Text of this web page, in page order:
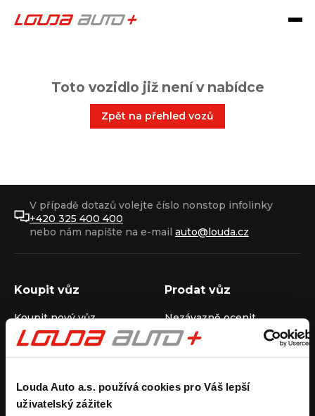
Louda Auto a.s. používá cookies pro Váš lepší
uživatelský zážitek
Toto vozidlo již není v nabídce
Zpět na přehled vozů
V případě dotazů volejte číslo nonstop infolinky
+420 325 400 400
nebo nám napište na e-mail auto@louda.cz
Koupit vůz
Koupit nový vůz
Koupit ojetý vůz
Koupit užitkový vůz
Prodat vůz
Nezávazně ocenit
Průběh výkupu vozu
Pronájem
Carsharing
Společnost